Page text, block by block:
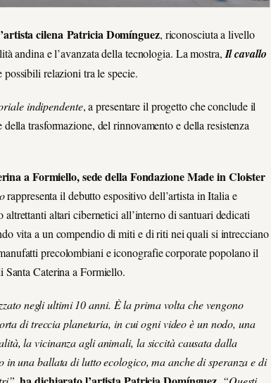
cilena Patricia Domínguez, riconosciuta a livello
andina e l’avanzata della tecnologia. La mostra, Il cavallo
relazioni tra le specie.
indipendente, a presentare il progetto che conclude il
trasformazione, del rinnovamento e della resistenza
a Formiello, sede della Fondazione Made in Cloister
rappresenta il debutto espositivo dell’artista in Italia e
altari cibernetici all’interno di santuari dedicati
vita a un compendio di miti e di riti nei quali si intrecciano
precolombiani e iconografie corporate popolano il
Santa Caterina a Formiello.
negli ultimi 10 anni. È la prima volta che vengono
di treccia planetaria, in cui ogni video è un nodo, una
la vicinanza agli animali, la siccità causata dalla
in una ballata di lutto ecologico, ma anche di speranza e di